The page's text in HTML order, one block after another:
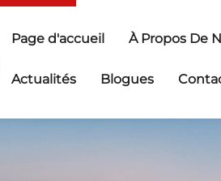
Page d'accueil À Propos De
Actualités Blogues